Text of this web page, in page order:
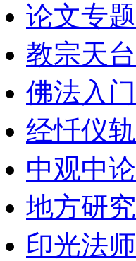
论文专题
教宗天台
佛法入门
经忏仪轨
中观中论
地方研究
印光法师